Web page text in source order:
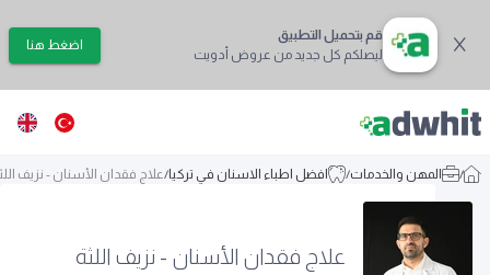
قم بتحميل التطبيق
ليصلكم كل جديد من عروض أدويت
اضغط هنا
/ المهن والخدمات/ افضل اطباء الاسنان في تركيا/علاج فقدان الأسنان - نزيف
علاج فقدان الأسنان - نزيف اللثة